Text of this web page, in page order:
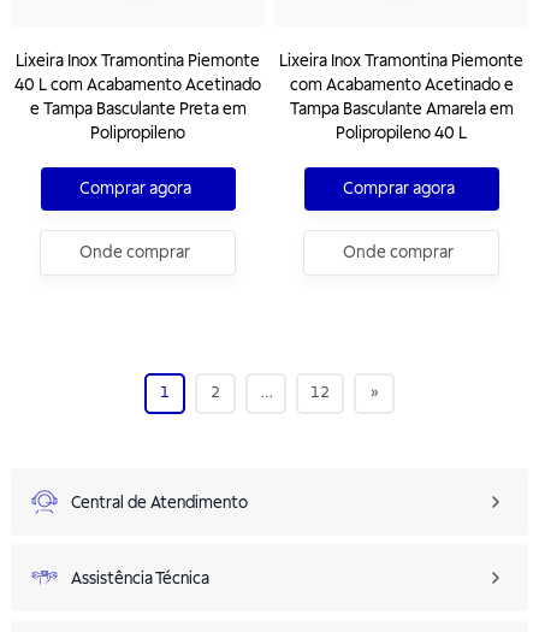
Lixeira Inox Tramontina Piemonte
40 L com Acabamento Acetinado
e Tampa Basculante Preta em
Polipropileno
Comprar agora
Onde comprar
Lixeira Inox Tramontina Piemonte
com Acabamento Acetinado e
Tampa Basculante Amarela em
Polipropileno 40 L
Comprar agora
Onde comprar
1 2 … 12 »
Central de Atendimento
Assistência Técnica